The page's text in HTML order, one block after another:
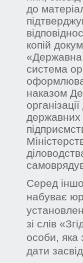
до
копій
«Державна
система
наказом
державних
Серед
набуває
зі слів
особи, яка
дати